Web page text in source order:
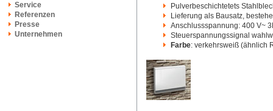
Service
Referenzen
Presse
Unternehmen
Pulverbeschichtetets
Lieferung als Bausatz,
Anschlussspannung: 400 V~
Steuerspannungssignal
Farbe: verkehrsweiß (ähnlich